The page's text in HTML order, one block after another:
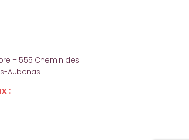
– 555 Chemin des
Aubenas
: